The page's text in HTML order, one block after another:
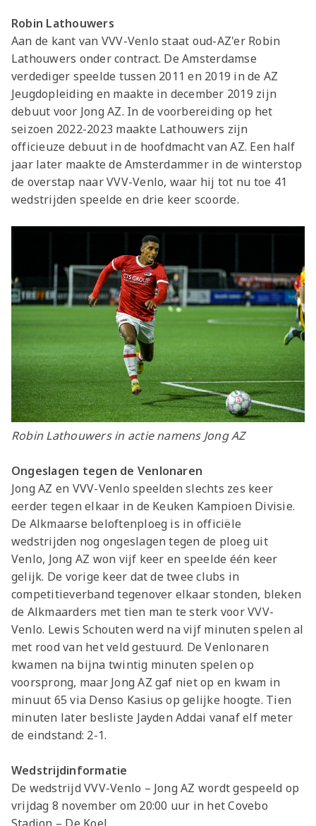
Robin Lathouwers
Aan de kant van VVV-Venlo staat oud-AZ'er Robin
Lathouwers onder contract. De Amsterdamse
verdediger speelde tussen 2011 en 2019 in de AZ
Jeugdopleiding en maakte in december 2019 zijn
debuut voor Jong AZ. In de voorbereiding op het
seizoen 2022-2023 maakte Lathouwers zijn
officieuze debuut in de hoofdmacht van AZ. Een half
jaar later maakte de Amsterdammer in de winterstop
de overstap naar VVV-Venlo, waar hij tot nu toe 41
wedstrijden speelde en drie keer scoorde.
Robin Lathouwers in actie namens Jong AZ
Ongeslagen tegen de Venlonaren
Jong AZ en VVV-Venlo speelden slechts zes keer
eerder tegen elkaar in de Keuken Kampioen Divisie.
De Alkmaarse beloftenploeg is in officiële
wedstrijden nog ongeslagen tegen de ploeg uit
Venlo, Jong AZ won vijf keer en speelde één keer
gelijk. De vorige keer dat de twee clubs in
competitieverband tegenover elkaar stonden, bleken
de Alkmaarders met tien man te sterk voor VVV-
Venlo. Lewis Schouten werd na vijf minuten spelen al
met rood van het veld gestuurd. De Venlonaren
kwamen na bijna twintig minuten spelen op
voorsprong, maar Jong AZ gaf niet op en kwam in
minuut 65 via Denso Kasius op gelijke hoogte. Tien
minuten later besliste Jayden Addai vanaf elf meter
de eindstand: 2-1.
Wedstrijdinformatie
De wedstrijd VVV-Venlo – Jong AZ wordt gespeeld op
vrijdag 8 november om 20:00 uur in het Covebo